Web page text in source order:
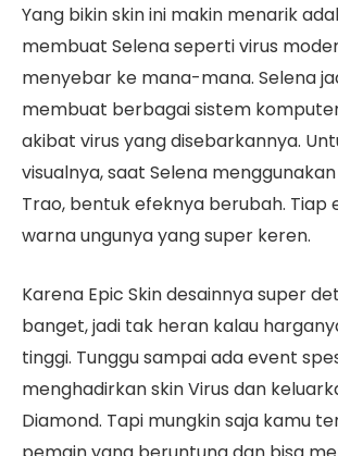
Yang bikin skin ini makin menarik
membuat Selena seperti virus
menyebar ke mana-mana. Selena
membuat berbagai sistem
akibat virus yang disebarkannya.
visualnya, saat Selena
Trao, bentuk efeknya berubah. Tiap
warna ungunya yang super keren.
Karena Epic Skin desainnya super
banget, jadi tak heran kalau
tinggi. Tunggu sampai ada event
menghadirkan skin Virus dan
Diamond. Tapi mungkin saja kamu